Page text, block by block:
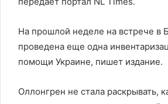
На прошлой неделе на встрече в
проведена еще одна
помощи Украине, пишет издание.
Оллонгрен не стала раскрывать,